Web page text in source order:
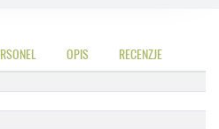
OPIS RECENZJE